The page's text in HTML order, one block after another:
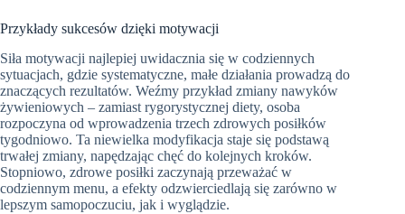
Przykłady sukcesów dzięki motywacji
Siła motywacji najlepiej uwidacznia się w codziennych
sytuacjach, gdzie systematyczne, małe działania prowadzą do
znaczących rezultatów. Weźmy przykład zmiany nawyków
żywieniowych – zamiast rygorystycznej diety, osoba
rozpoczyna od wprowadzenia trzech zdrowych posiłków
tygodniowo. Ta niewielka modyfikacja staje się podstawą
trwałej zmiany, napędzając chęć do kolejnych kroków.
Stopniowo, zdrowe posiłki zaczynają przeważać w
codziennym menu, a efekty odzwierciedlają się zarówno w
lepszym samopoczuciu, jak i wyglądzie.